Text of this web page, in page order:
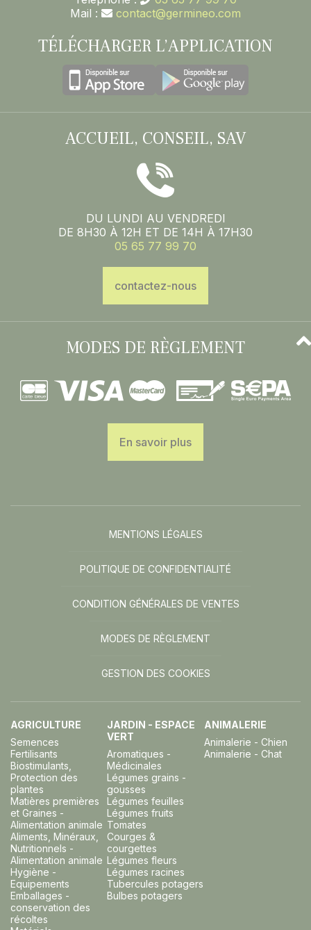
Mail :
contact@germineo.com
TÉLÉCHARGER L’APPLICATION
ACCUEIL, CONSEIL, SAV
DU LUNDI AU VENDREDI
DE 8H30 À 12H ET DE 14H À 17H30
05 65 77 99 70
contactez-nous
MODES DE RÈGLEMENT
En savoir plus
MENTIONS LÉGALES
POLITIQUE DE CONFIDENTIALITÉ
CONDITION GÉNÉRALES DE VENTES
MODES DE RÈGLEMENT
GESTION DES COOKIES
AGRICULTURE
Semences
Fertilisants
Biostimulants,
Protection des
plantes
Matières premières
et Graines -
Alimentation animale
Aliments, Minéraux,
Nutritionnels -
Alimentation animale
Hygiène -
Equipements
Emballages -
conservation des
récoltes
JARDIN - ESPACE
VERT
Aromatiques -
Médicinales
Légumes grains -
gousses
Légumes feuilles
Légumes fruits
Tomates
Courges &
courgettes
Légumes fleurs
Légumes racines
Tubercules potagers
Bulbes potagers
ANIMALERIE
Animalerie - Chien
Animalerie - Chat